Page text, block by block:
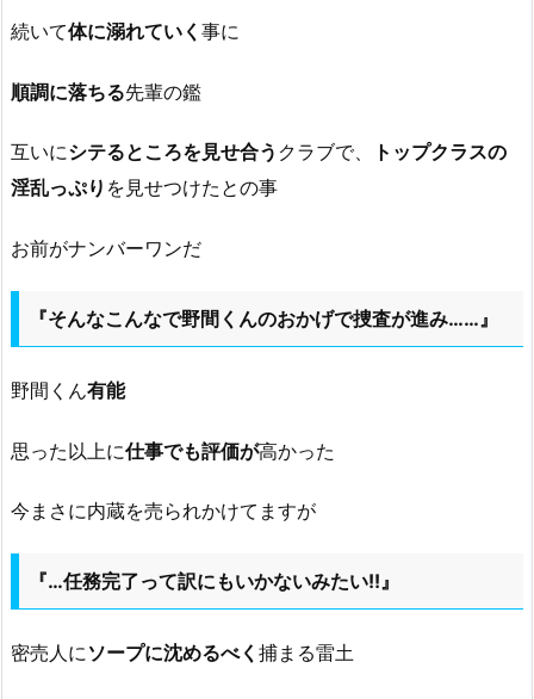
続いて体に溺れていく 事に
順調に落ちる先輩の鑑
互いにシテるところを見せ合う クラブで、
トップクラスの
淫乱っぷり を見せつけたとの事
お前がナンバーワンだ
『そんなこんなで野間くんのおかげで捜査が進み……』
野間くん有能
思った以上に仕事でも評価が高かった
今まさに内蔵を売られかけてますが
『…任務完了って訳にもいかないみたい!!』
密売人にソープに沈めるべく 捕まる雷土